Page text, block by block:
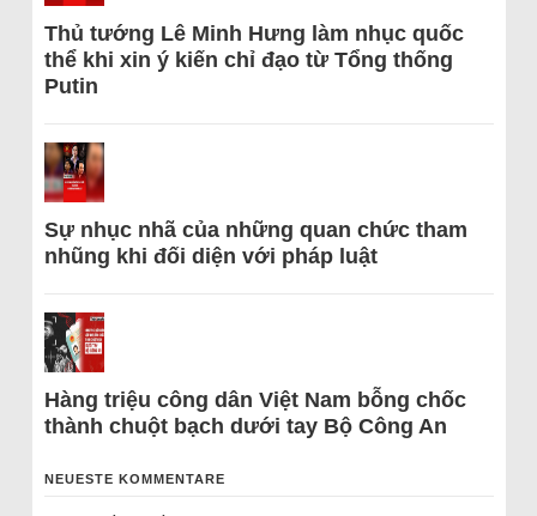
Thủ tướng Lê Minh Hưng làm nhục quốc
thể khi xin ý kiến chỉ đạo từ Tổng thống
Putin
Sự nhục nhã của những quan chức tham
nhũng khi đối diện với pháp luật
Hàng triệu công dân Việt Nam bỗng chốc
thành chuột bạch dưới tay Bộ Công An
NEUESTE KOMMENTARE